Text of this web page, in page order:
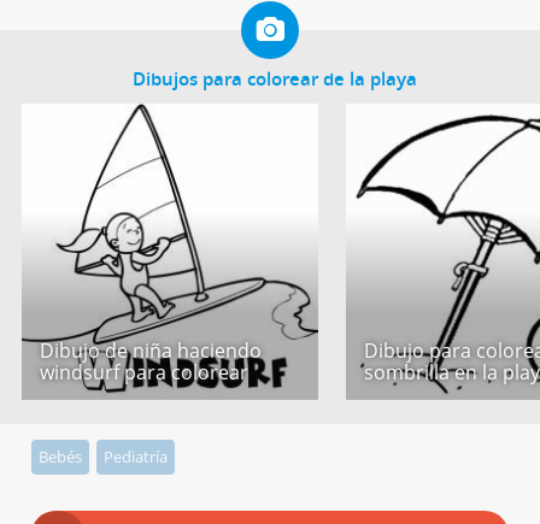
Dibujos para colorear de la playa
Dibujo de niña haciendo
windsurf para colorear
Dibujo para
sombrilla en la
Bebés Pediatría